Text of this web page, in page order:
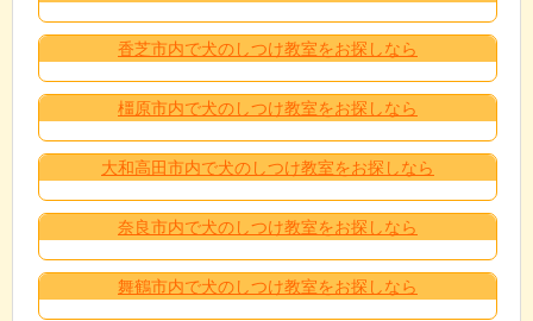
香芝市内で犬のしつけ教室をお探しなら
橿原市内で犬のしつけ教室をお探しなら
大和高田市内で犬のしつけ教室をお探しなら
奈良市内で犬のしつけ教室をお探しなら
舞鶴市内で犬のしつけ教室をお探しなら